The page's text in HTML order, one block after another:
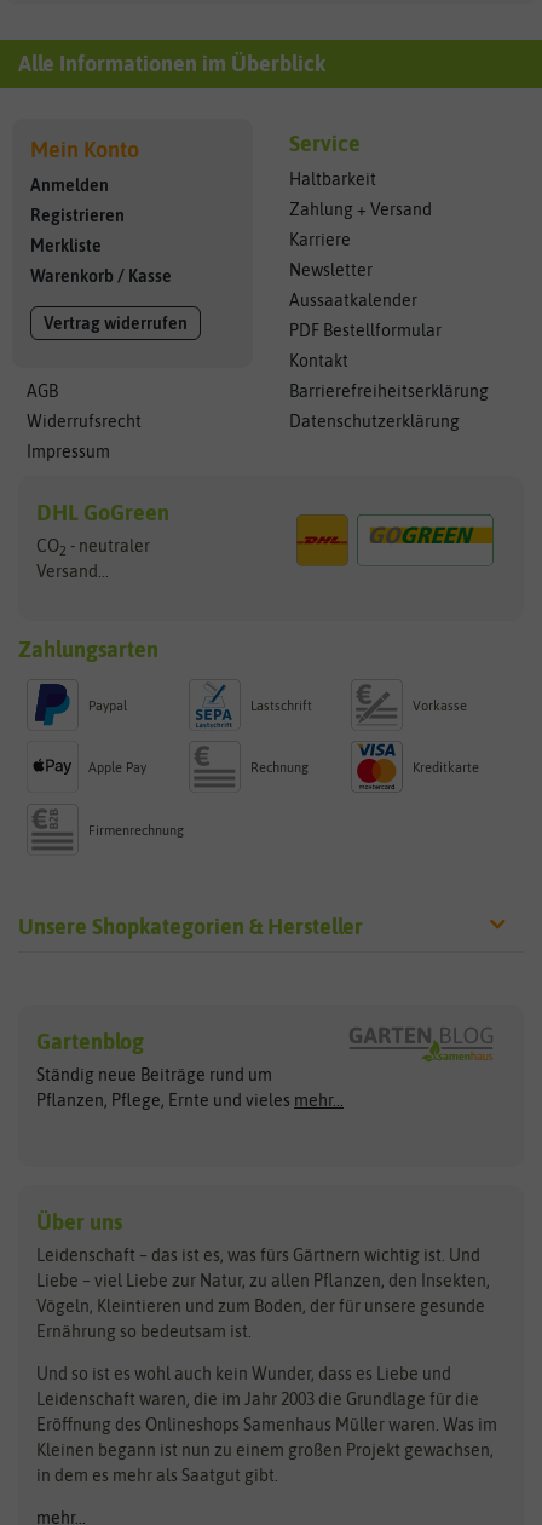
Alle Informationen im Überblick
Mein Konto
Anmelden
Registrieren
Merkliste
Warenkorb / Kasse
Vertrag widerrufen
AGB
Widerrufsrecht
Impressum
Service
Haltbarkeit
Zahlung + Versand
Karriere
Newsletter
Aussaatkalender
PDF Bestellformular
Kontakt
Barrierefreiheitserklärung
Datenschutzerklärung
DHL GoGreen
CO2 - neutraler
Versand...
Zahlungsarten
Paypal Lastschrift Vorkasse
Apple Pay Rechnung Kreditkarte
Firmenrechnung
Unsere Shopkategorien & Hersteller
Exotische Samen
Gemüsesamen
Gründünger
Kräutersamen
Obstsamen
Pilzbrut
Rasensamen
Steckzwiebeln
Zimmer & Kübelpflanzen
Kataloge
Schnäppchen
Anzucht & Gartenzubehör
Arche Noah
ASB Greenworld
Benary
Bingenheimer Saatgut
Bionana
BIOWOL
Blumicorn
Bûten Birds
Clever Pots
COMPO
Dürr-Samen
Feldsaaten Freudenberger
Fertil
Flora Elite
Gartenblog
Ständig neue Beiträge rund um
Pflanzen, Pflege, Ernte und vieles mehr...
Über uns
Leidenschaft – das ist es, was fürs Gärtnern wichtig ist. Und
Liebe – viel Liebe zur Natur, zu allen Pflanzen, den Insekten,
Vögeln, Kleintieren und zum Boden, der für unsere gesunde
Ernährung so bedeutsam ist.
Und so ist es wohl auch kein Wunder, dass es Liebe und
Leidenschaft waren, die im Jahr 2003 die Grundlage für die
Eröffnung des Onlineshops Samenhaus Müller waren. Was im
Kleinen begann ist nun zu einem großen Projekt gewachsen,
in dem es mehr als Saatgut gibt.
mehr...